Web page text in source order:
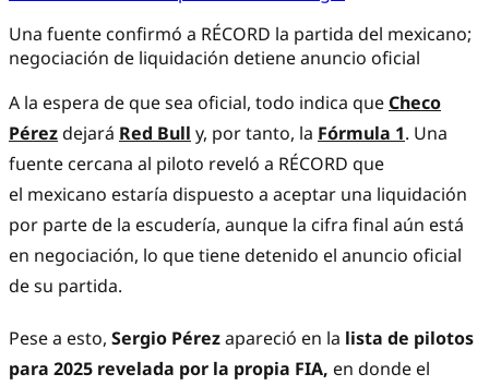
Una fuente confirmó a RÉCORD la partida del mexicano;
negociación de liquidación detiene anuncio oficial
A la espera de que sea oficial, todo indica que Checo
Pérezdejará Red Bull y, por tanto, la Fórmula 1. Una
fuente cercana al piloto reveló a RÉCORD que
el mexicano estaría dispuesto a aceptar una liquidación
por parte de la escudería, aunque la cifra final aún está
en negociación, lo que tiene detenido el anuncio oficial
de su partida.
Pese a esto, Sergio Pérezapareció en la lista de pilotos
para 2025 revelada por la propia FIA, en donde el